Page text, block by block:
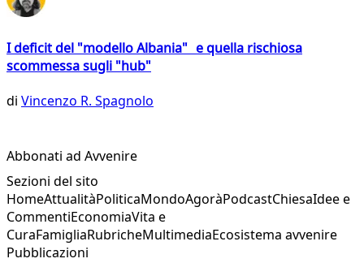
I deficit del "modello Albania" e quella rischiosa
scommessa sugli "hub"
di Vincenzo R. Spagnolo
Abbonati ad Avvenire
Sezioni del sito
HomeAttualitàPoliticaMondoAgoràPodcastChiesaIdee e
CommentiEconomiaVita e
CuraFamigliaRubricheMultimediaEcosistema avvenire
Pubblicazioni